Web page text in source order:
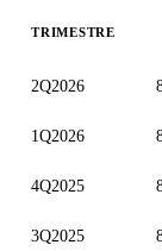
TRIMESTRE
2Q2026
1Q2026
4Q2025
3Q2025